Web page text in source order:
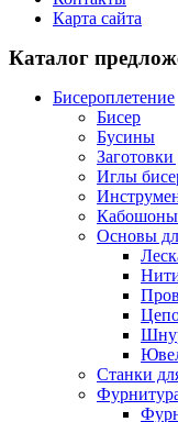
Карта сайта
Каталог
Бисероплетение
Бисер
Бусины
Иглы
Кабошоны
Основы
Станки